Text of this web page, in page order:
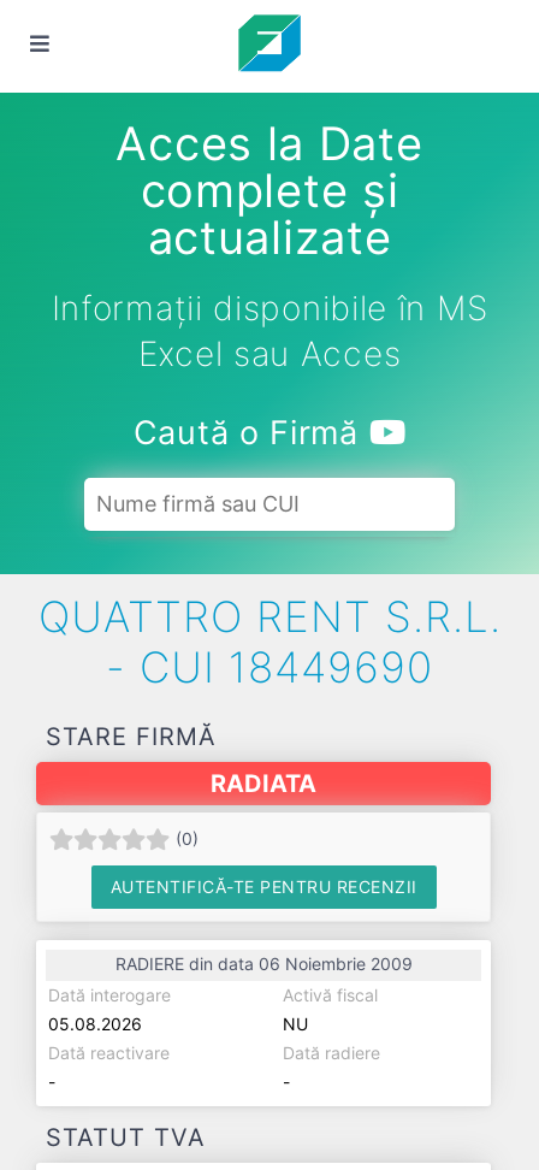
Acces la Date
complete și
actualizate
Informații disponibile în MS
Excel sau Acces
Caută o Firmă
QUATTRO RENT S.R.L.
- CUI 18449690
STARE FIRMĂ
RADIATA
(0)
AUTENTIFICĂ-TE PENTRU RECENZII
RADIERE din data 06 Noiembrie 2009
Dată interogare
05.08.2026
Activă fiscal
NU
Dată reactivare
-
Dată radiere
-
STATUT TVA